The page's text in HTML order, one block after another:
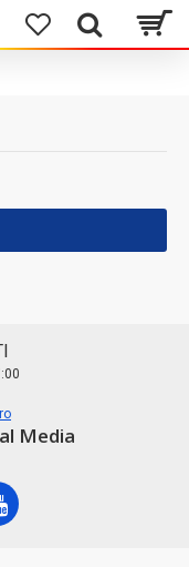
Media